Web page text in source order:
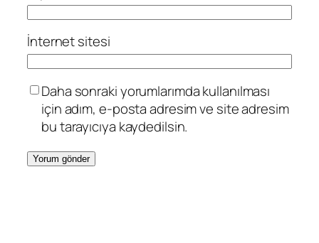
İnternet sitesi
Daha sonraki yorumlarımda kullanılması
için adım, e-posta adresim ve site adresim
bu tarayıcıya kaydedilsin.